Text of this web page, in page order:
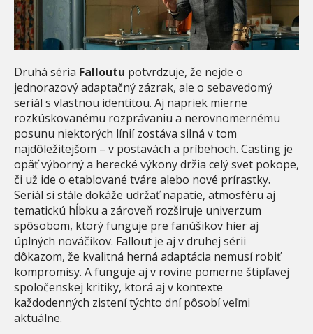
Druhá séria Falloutu potvrdzuje, že nejde o
jednorazový adaptačný zázrak, ale o sebavedomý
seriál s vlastnou identitou. Aj napriek mierne
rozkúskovanému rozprávaniu a nerovnomernému
posunu niektorých línií zostáva silná v tom
najdôležitejšom – v postavách a príbehoch. Casting je
opäť výborný a herecké výkony držia celý svet pokope,
či už ide o etablované tváre alebo nové prírastky.
Seriál si stále dokáže udržať napätie, atmosféru aj
tematickú hĺbku a zároveň rozširuje univerzum
spôsobom, ktorý funguje pre fanúšikov hier aj
úplných nováčikov. Fallout je aj v druhej sérii
dôkazom, že kvalitná herná adaptácia nemusí robiť
kompromisy. A funguje aj v rovine pomerne štipľavej
spoločenskej kritiky, ktorá aj v kontexte
každodenných zistení týchto dní pôsobí veľmi
aktuálne.